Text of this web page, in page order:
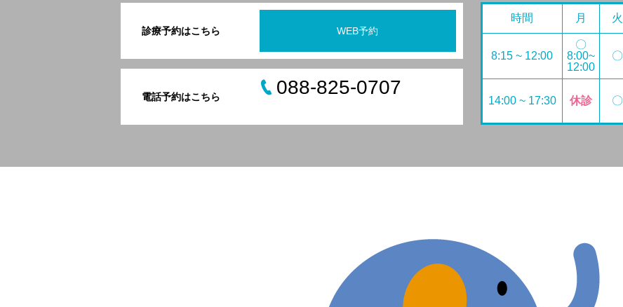
診療予約はこちら WEB予約
電話予約はこちら 088-825-0707
時間 月 火
8:15 ~ 12:00
〇
8:00~
12:00
〇
14:00 ~ 17:30 休診 〇